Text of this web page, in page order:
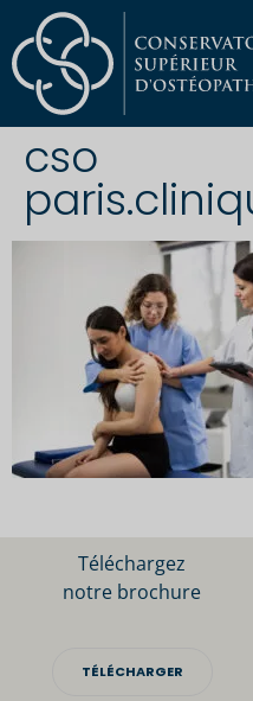
cso
Téléchargez
notre brochure
TÉLÉCHARGER